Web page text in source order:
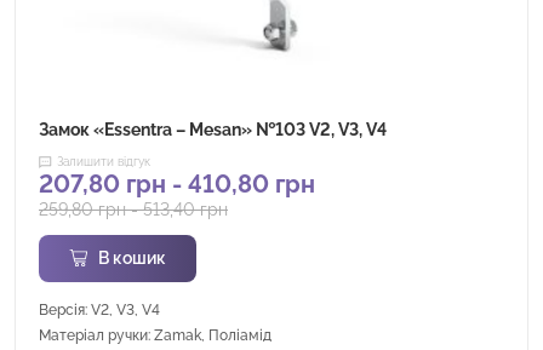
Замок «Essentra – Mesan» №103 V2, V3, V4
Залишити відгук
207,80 грн - 410,80 грн
259,80грн-513,40грн
В кошик
Версія: V2, V3, V4
Матеріал ручки: Zamak, Поліамід